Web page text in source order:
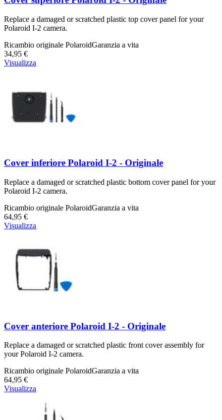
Replace a damaged or scratched plastic top cover panel for your
Polaroid I-2 camera.
Ricambio originale PolaroidGaranzia a vita
34,95 €
Visualizza
Cover inferiore Polaroid I-2 - Originale
Replace a damaged or scratched plastic bottom cover panel for your
Polaroid I-2 camera.
Ricambio originale PolaroidGaranzia a vita
64,95 €
Visualizza
Cover anteriore Polaroid I-2 - Originale
Replace a damaged or scratched plastic front cover assembly for
your Polaroid I-2 camera.
Ricambio originale PolaroidGaranzia a vita
64,95 €
Visualizza